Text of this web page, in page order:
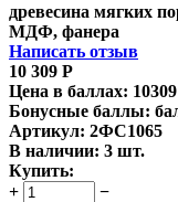
древесина мягких
МДФ, фанера
Написать отзыв
10 309 Р
Цена в баллах:
Бонусные баллы:
Артикул: 2ФС1065
В наличии: 3 шт.
Купить:
+
−